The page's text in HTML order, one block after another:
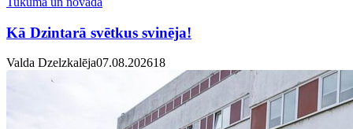
Kā Dzintarā svētkus svinēja!
Valda Dzelzkalēja07.08.202618